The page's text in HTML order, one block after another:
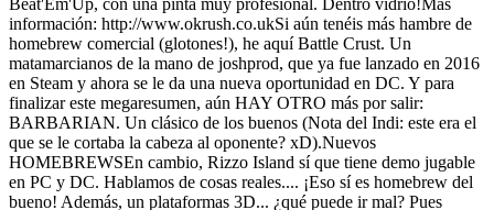
Beat'Em'Up, con una pinta muy profesional. Dentro vidrio!Más
información: http://www.okrush.co.ukSi aún tenéis más hambre de
homebrew comercial (glotones!), he aquí Battle Crust. Un
matamarcianos de la mano de joshprod, que ya fue lanzado en 2016
en Steam y ahora se le da una nueva oportunidad en DC. Y para
finalizar este megaresumen, aún HAY OTRO más por salir:
BARBARIAN. Un clásico de los buenos (Nota del Indi: este era el
que se le cortaba la cabeza al oponente? xD).Nuevos
HOMEBREWSEn cambio, Rizzo Island sí que tiene demo jugable
en PC y DC. Hablamos de cosas reales.... ¡Eso sí es homebrew del
bueno! Además, un plataformas 3D... ¿qué puede ir mal? Pues